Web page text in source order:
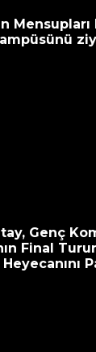
Mensupları
Genç
Final
Heyecanını